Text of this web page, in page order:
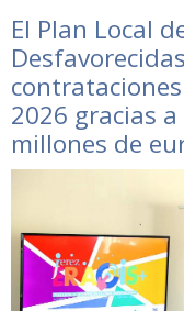
El Plan Local
2026 gracias
millones de